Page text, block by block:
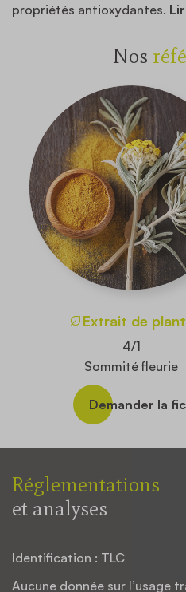
propriétés antioxydantes.
Nos
Extrait de
4/1
Sommité fleurie
Demander la
Réglementations
et analyses
Identification : TLC
Aucune donnée sur l’usage